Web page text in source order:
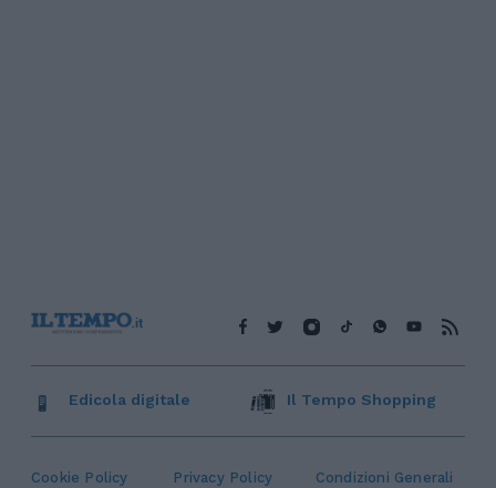
Cookie Policy Privacy Policy Condizioni Generali
Edicola digitale Il Tempo Shopping